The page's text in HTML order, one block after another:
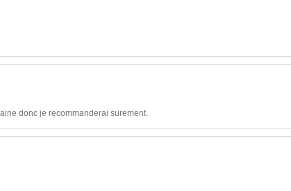
donc je recommanderai surement.